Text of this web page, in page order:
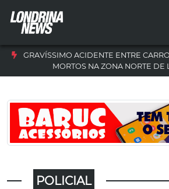
GRAVÍSSIMO ACIDENTE ENTRE
MORTOS NA ZONA NORTE DE
POLICIAL